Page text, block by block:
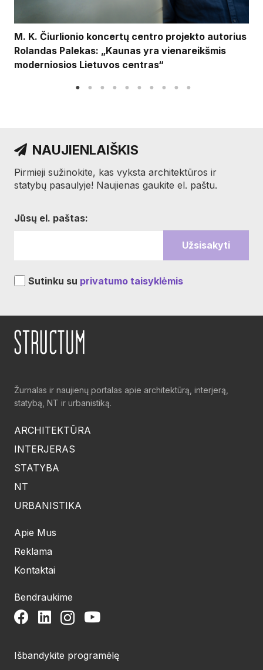
M. K. Čiurlionio koncertų centro projekto autorius
Rolandas Palekas: „Kaunas yra vienareikšmis
moderniosios Lietuvos centras“
NAUJIENLAIŠKIS
Pirmieji sužinokite, kas vyksta architektūros ir
statybų pasaulyje! Naujienas gaukite el. paštu.
Jūsų el. paštas:
Sutinku su privatumo taisyklėmis
Žurnalas ir naujienų portalas apie architektūrą, interjerą,
statybą, NT ir urbanistiką.
ARCHITEKTŪRA
INTERJERAS
STATYBA
NT
URBANISTIKA
Apie Mus
Reklama
Kontaktai
Bendraukime
Išbandykite programėlę